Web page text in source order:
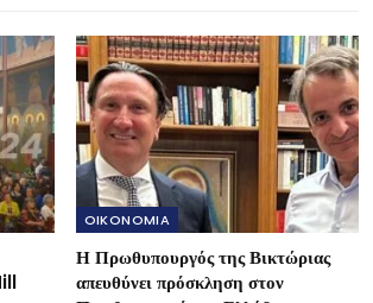
OIKONOMIA
Η Πρωθυπουργός της Βικτώριας
απευθύνει πρόσκληση στον